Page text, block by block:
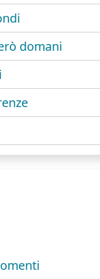
domani